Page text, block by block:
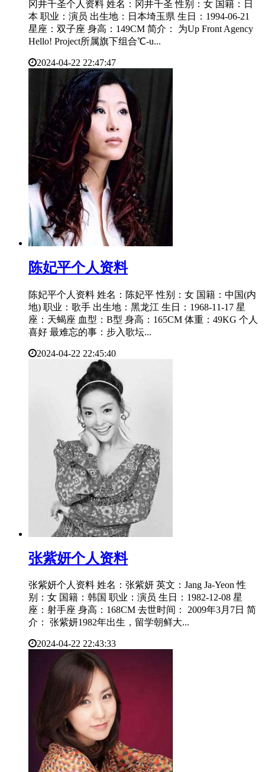
冈井千圣个人资料 姓名：冈井千圣 性别：女 国籍：日
本 职业：演员 出生地：日本埼玉県 生日：1994-06-21
星座：双子座 身高：149CM 简介： 为Up Front Agency
Hello! Project所属旗下组合℃-u...
2024-04-22 22:47:47
​陈妃平个人资料
陈妃平个人资料 姓名：陈妃平 性别：女 国籍：中国(内
地) 职业：歌手 出生地：黑龙江 生日：1968-11-17 星
座：天蝎座 血型：B型 身高：165CM 体重：49KG 个人
喜好 最难忘的事：步入歌坛...
2024-04-22 22:45:40
​张紫妍个人资料
张紫妍个人资料 姓名：张紫妍 英文：Jang Ja-Yeon 性
别：女 国籍：韩国 职业：演员 生日：1982-12-08 星
座：射手座 身高：168CM 去世时间： 2009年3月7日 简
介： 张紫妍1982年出生，留学朝鲜大...
2024-04-22 22:43:33